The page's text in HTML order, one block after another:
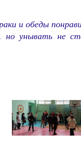
и обеды
но унывать не